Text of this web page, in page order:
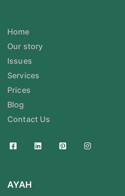
Home
Our story
Issues
Services
Prices
Blog
Contact Us
AYAH